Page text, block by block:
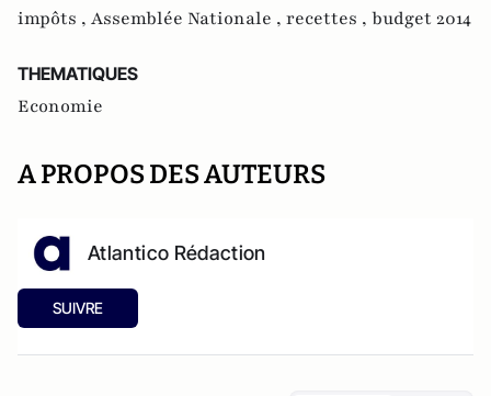
impôts , Assemblée Nationale , recettes , budget 2014
THEMATIQUES
Economie
A PROPOS DES AUTEURS
Atlantico Rédaction
SUIVRE